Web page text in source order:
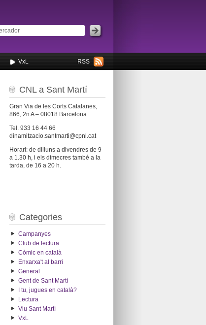
RSS
VxL
CNL a Sant Martí
Gran Via de les Corts Catalanes,
866, 2n A – 08018 Barcelona
Tel. 933 16 44 66
dinamitzacio.santmarti@cpnl.cat
Horari: de dilluns a divendres de 9
a 1.30 h, i els dimecres també a la
tarda, de 16 a 20 h.
Categories
Campanyes
Club de lectura
Còmic en català
Enxarxa't al barri
General
Gent de Sant Martí
I tu, jugues en català?
Lectura
Viu Sant Martí
VxL